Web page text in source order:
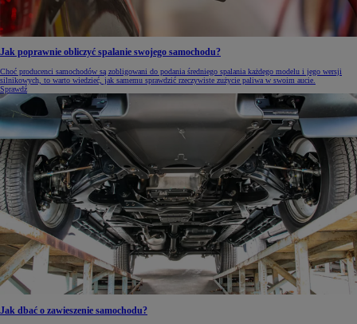
Jak poprawnie obliczyć spalanie swojego samochodu?
Choć producenci samochodów są zobligowani do podania średniego spalania każdego modelu i jego wersji
silnikowych, to warto wiedzieć, jak samemu sprawdzić rzeczywiste zużycie paliwa w swoim aucie.
Sprawdź
Jak dbać o zawieszenie samochodu?